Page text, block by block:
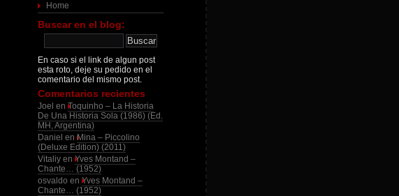
Home
Buscar en el blog:
En caso si el link de algun post
esta roto, deje su pedido en el
comentario del mismo post.
Comentarios recientes
Joel en Toquinho – La Historia
De Una Historia Sola (1986) (Ed.
MH, Argentina)
Daniel en Mina – Piccolino
(Deluxe Edition) (2011)
Vitaliy en Yves Montand –
Chante… (1952)
osvaldo en Yves Montand –
Chante… (1952)